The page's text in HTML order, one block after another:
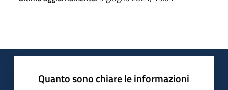
Quanto sono chiare le informazioni